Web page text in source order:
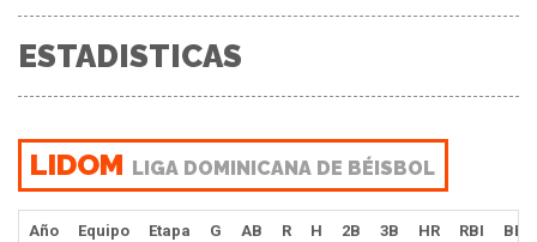
ESTADISTICAS
LIDOM LIGA DOMINICANA DE BÉISBOL
Año Equipo Etapa G AB R H 2B 3B HR RBI BB